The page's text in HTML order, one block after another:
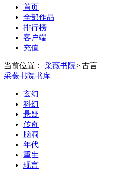
首页
全部作品
排行榜
客户端
充值
当前位置： 采薇书院> 古言
采薇书院书库
玄幻
科幻
悬疑
传奇
脑洞
年代
重生
现言